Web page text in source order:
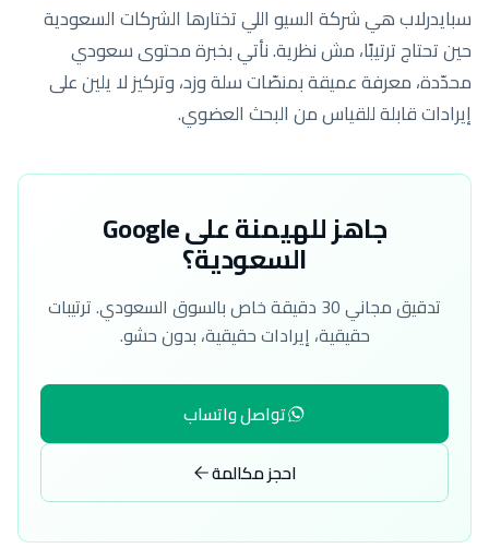
سبايدرلاب هي شركة السيو اللي تختارها الشركات السعودية
حين تحتاج ترتيبًا، مش نظرية. نأتي بخبرة محتوى سعودي
محدّدة، معرفة عميقة بمنصّات سلة وزد، وتركيز لا يلين على
إيرادات قابلة للقياس من البحث العضوي.
جاهز للهيمنة على Google
السعودية؟
تدقيق مجاني 30 دقيقة خاص بالسوق السعودي. ترتيبات
حقيقية، إيرادات حقيقية، بدون حشو.
تواصل واتساب
احجز مكالمة